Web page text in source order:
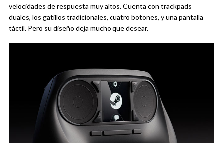
velocidades de respuesta muy altos. Cuenta con trackpads
duales, los gatillos tradicionales, cuatro botones, y una pantalla
táctil. Pero su diseño deja mucho que desear.